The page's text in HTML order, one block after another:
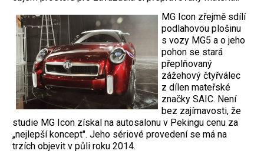
MG Icon zřejmě sdílí
podlahovou plošinu
s vozy MG5 a o jeho
pohon se stará
přeplňovaný
zážehový čtyřválec
z dílen mateřské
značky SAIC. Není
bez zajímavosti, že
studie MG Icon získal na autosalonu v Pekingu cenu za
„nejlepší koncept". Jeho sériové provedení se má na
trzích objevit v půli roku 2014.